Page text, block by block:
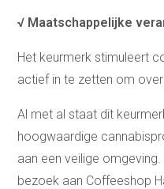
√ Maatschappelijke
Het keurmerk stimuleert
actief in te zetten om
Al met al staat dit
hoogwaardige
aan een veilige
bezoek aan Coffeeshop